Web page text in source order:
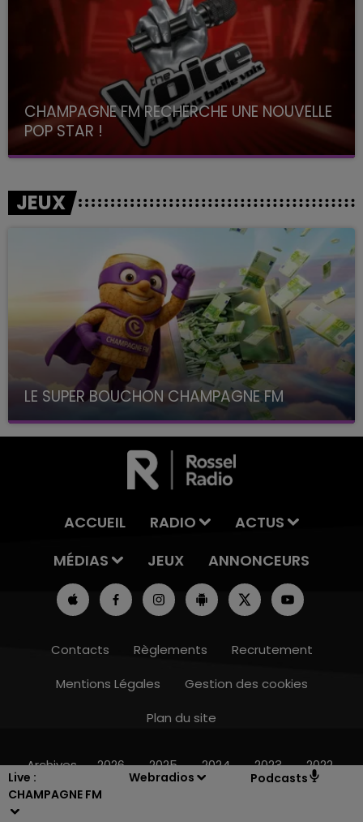
Live :
CHAMPAGNE FM
Webradios Podcasts
LE BEST OF DE LA FAMILLE CHAMPAGNE
CHAMPAGNE FM RECHERCHE UNE NOUVELLE
POP STAR !
Toute la journée sur Champagne FM
JEUX
LE SUPER BOUCHON CHAMPAGNE FM
avec La Famille Champagne FM, à 8H10
ACCUEIL RADIO
ACTUS
MÉDIAS
JEUX ANNONCEURS
Contacts Règlements
Recrutement
Mentions Légales
Gestion des cookies
Plan du site
Archives 2026 2025 2024 2023 2022